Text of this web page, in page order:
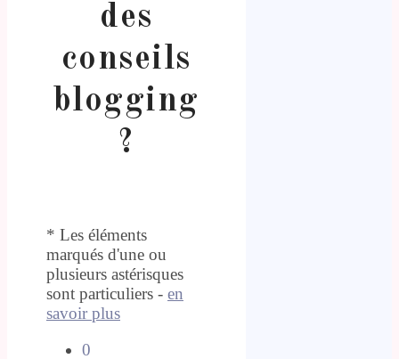
des
conseils
blogging
?
* Les éléments
marqués d'une ou
plusieurs astérisques
sont particuliers - en
savoir plus
0